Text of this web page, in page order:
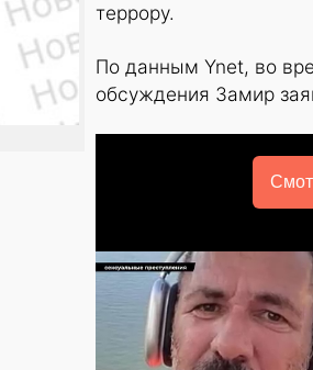
террору.
По данным Ynet, во
обсуждения Замир